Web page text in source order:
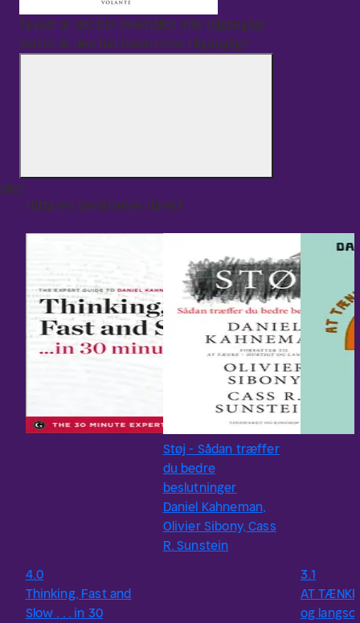
Tyvärr är det här innehållet inte tillgängligt
Varför är den här boken inte tillgänglig?
eller
Hitta en berättelse direkt
4.0
Thinking, Fast and
Slow . . . in 30
Støj - Sådan træffer
du bedre
beslutninger
Daniel Kahneman,
Olivier Sibony, Cass
R. Sunstein
3.1
AT
og